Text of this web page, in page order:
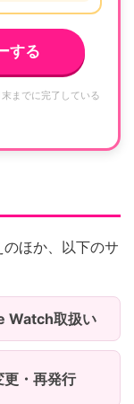
する
までに完了している
ほか、以下のサ
Watch取扱い
更・再発行